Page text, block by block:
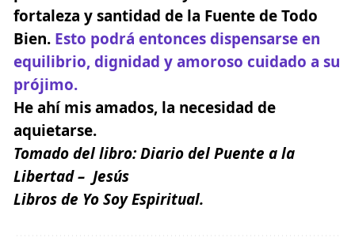
fortaleza y santidad de la Fuente de Todo
Bien. Esto podrá entonces dispensarse en
equilibrio, dignidad y amoroso cuidado a su
prójimo.
He ahí mis amados, la necesidad de
aquietarse.
Tomado del libro:Diario del Puente a la
Libertad– Jesús
Libros de Yo Soy Espiritual.